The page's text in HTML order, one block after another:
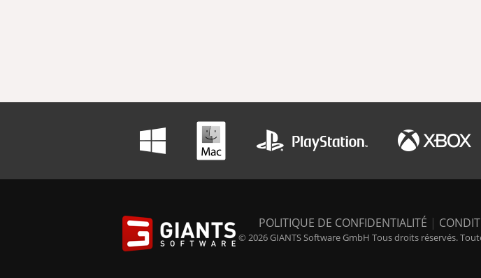
POLITIQUE DE CONFIDENTIALITÉ |
© 2026 GIANTS Software GmbH Tous droits réservés.